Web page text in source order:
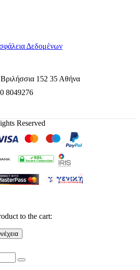
Δεδομένων
152 35 Αθήνα
8049276
Reserved
to the cart: